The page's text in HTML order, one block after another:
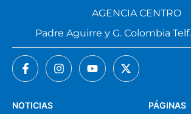
PÁGINAS
NOTICIAS
AGENCIA CENTRO
Padre Aguirre y G. Colombia